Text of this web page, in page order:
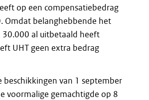
op een compensatiebedrag
Omdat belanghebbende het
30.000 al uitbetaald heeft
UHT geen extra bedrag
beschikkingen van 1 september
voormalige gemachtigde op 8